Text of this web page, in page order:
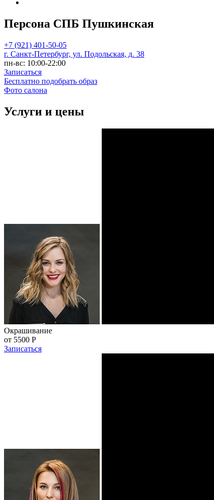
Персона СПБ Пушкинская
+7 (921) 401-50-05
г. Санкт-Петербург, ул. Подольская, д. 38
пн-вс: 10:00-22:00
Записаться
Бесплатно подобрать образ
Фото салона
Услуги и цены
Окрашивание
от 5500 Р
Записаться